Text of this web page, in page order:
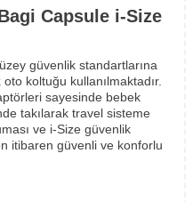
Capsule i-Size
güvenlik standartlarına
oto koltuğu kullanılmaktadır.
sayesinde bebek
takılarak travel sisteme
ve i-Size güvenlik
itibaren güvenli ve konforlu